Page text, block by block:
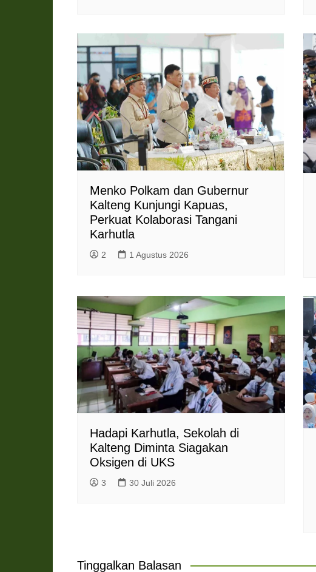
Menko Polkam dan Gubernur
Kalteng Kunjungi Kapuas,
Perkuat Kolaborasi Tangani
Karhutla
2 1 Agustus 2026
Hadapi Karhutla, Sekolah di
Kalteng Diminta Siagakan
Oksigen di UKS
3 30 Juli 2026
Tinggalkan Balasan